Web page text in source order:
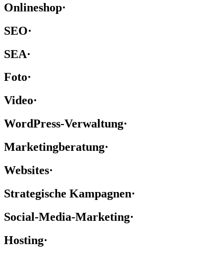
Onlineshop·
SEO·
SEA·
Foto·
Video·
WordPress-Verwaltung·
Marketingberatung·
Websites·
Strategische Kampagnen·
Social-Media-Marketing·
Hosting·